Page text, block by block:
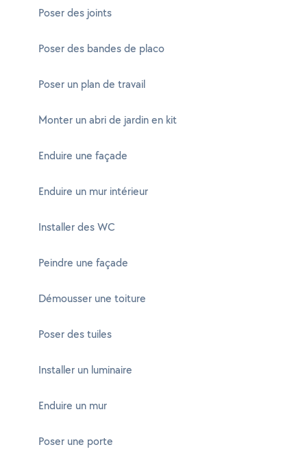
Poser des joints
Poser des bandes de placo
Poser un plan de travail
Monter un abri de jardin en kit
Enduire une façade
Enduire un mur intérieur
Installer des WC
Peindre une façade
Démousser une toiture
Poser des tuiles
Installer un luminaire
Enduire un mur
Poser une porte